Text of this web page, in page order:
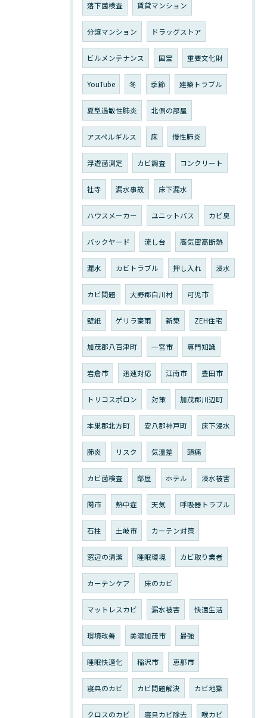
落下菌検査 賃貸マンション
分譲マンション ドラッグストア
ビルメンテナンス 国宝 重要文化財
YouTube 冬 季節 建築トラブル
夏型過敏性肺炎 北側の部屋
アスペルギルス 床 慢性肺炎
浮遊菌測定 カビ調査 コンクリート
社寺 漏水事故 床下漏水
ハウスメーカー ユニットバス カビ臭
バックヤード 流し台 高気密高断熱
漏水 カビトラブル 押し入れ 浸水
カビ問題 大野郡白川村 可児市
壁紙 ゲリラ豪雨 新築 ZEH住宅
加茂郡八百津町 一宮市 専門知識
岩倉市 迅速対応 江南市 豊田市
トリコスポロン 対策 加茂郡川辺町
本巣郡北方町 安八郡神戸町 床下浸水
肺炎 リスク 気温差 頭痛
カビ菌検査 部屋 ホテル 浸水被害
関市 熱中症 天気 呼吸器トラブル
石柱 土岐市 カーテン対策
窓辺の清潔 睡眠環境 カビ取り業者
カーテンケア 床のカビ
マットレスカビ 漏水被害 快適生活
環境改善 美濃加茂市 最強
睡眠快適化 稲沢市 恵那市
寝具のカビ カビ問題解決 カビ地獄
クロスのカビ 寝具カビ除去 喉カビ